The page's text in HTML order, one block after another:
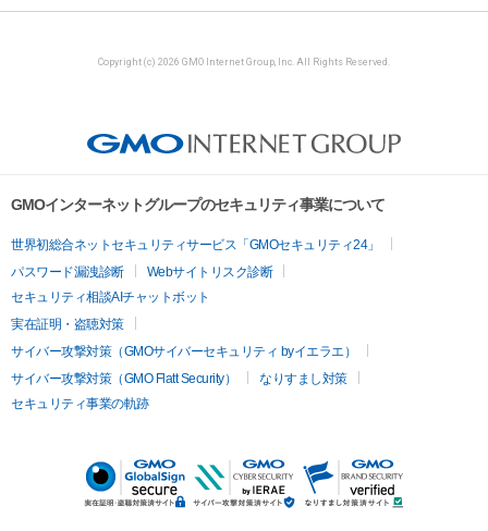
Copyright (c) 2026 GMO Internet Group, Inc. All Rights Reserved.
GMOインターネットグループのセキュリティ事業について
世界初総合ネットセキュリティサービス「GMOセキュリティ24」
パスワード漏洩診断
Webサイトリスク診断
セキュリティ相談AIチャットボット
実在証明・盗聴対策
サイバー攻撃対策（GMOサイバーセキュリティ byイエラエ）
サイバー攻撃対策（GMO Flatt Security）
なりすまし対策
セキュリティ事業の軌跡